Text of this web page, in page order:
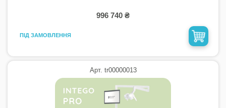
996 740 ₴
ПІД ЗАМОВЛЕННЯ
Арт. tr00000013